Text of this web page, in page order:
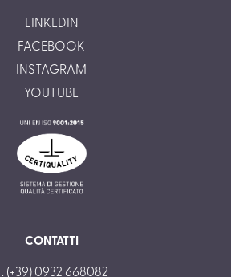
LINKEDIN
FACEBOOK
INSTAGRAM
YOUTUBE
CONTATTI
T. (+39) 0932 668082